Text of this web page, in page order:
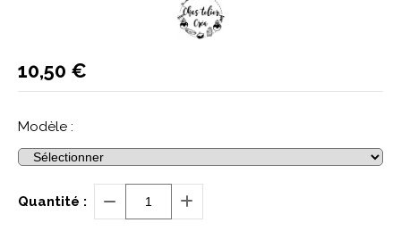
Modèle :
10,50 €
Quantité :